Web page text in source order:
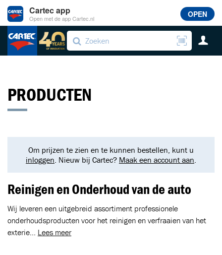
PRODUCTEN
Om prijzen te zien en te kunnen bestellen, kunt u
inloggen. Nieuw bij Cartec? Maak een account aan.
Reinigen en Onderhoud van de auto
Wij leveren een uitgebreid assortiment professionele
onderhoudsproducten voor het reinigen en verfraaien van het
exterie... Lees meer
Cartec app
Open met de app Cartec.nl OPEN